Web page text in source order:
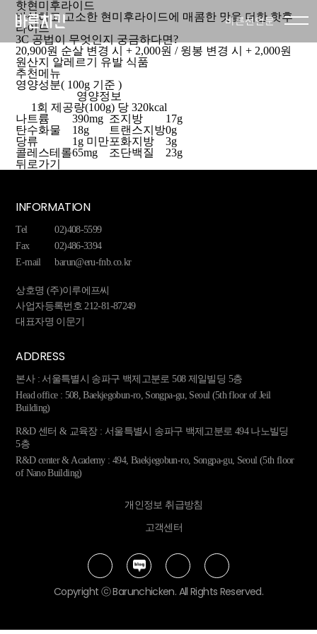
고객선
KOR
바른선언문
핫현미후라이드
바삭하고 고소한 현미후라이드에 매콤한 맛을 더한 핫후
라이드
3C 공법이 무엇인지 궁금하다면?
20,900원 순살 변경 시 + 2,000원 / 윙봉 변경 시 + 2,000원
원산지
알레르기 유발 식품
추천메뉴
영양성분( 100g 기준 )
영양정보
1회 제공량(100g) 당 320kcal
나트륨
390mg 조지방
17g
탄수화물
18g 트랜스지방0g
당류
1g 미만포화지방
3g
콜레스테롤65mg 조단백질
23g
뒤로가기
INFORMATION
Tel
02)408-5599
Fax
02)486-3394
E-mail
barun@eru-fnb.co.kr
상호명 (주)이루에프씨
사업자등록번호 212-81-87249
대표자명 이문기
ADDRESS
본사 : 서울특별시 송파구 백제고분로 508 제일빌딩 5층
Head office : 508, Baekjegobun-ro, Songpa-gu, Seoul (5th floor of Jeil
Building)
R&D 센터 & 교육장 : 서울특별시 송파구 백제고분로 494 나노빌딩
5층
R&D center & Academy : 494, Baekjegobun-ro, Songpa-gu, Seoul (5th floor
of Nano Building)
개인정보 취급방침
고객센터
Copyright ⓒ Barunchicken. All Rights Reserved.